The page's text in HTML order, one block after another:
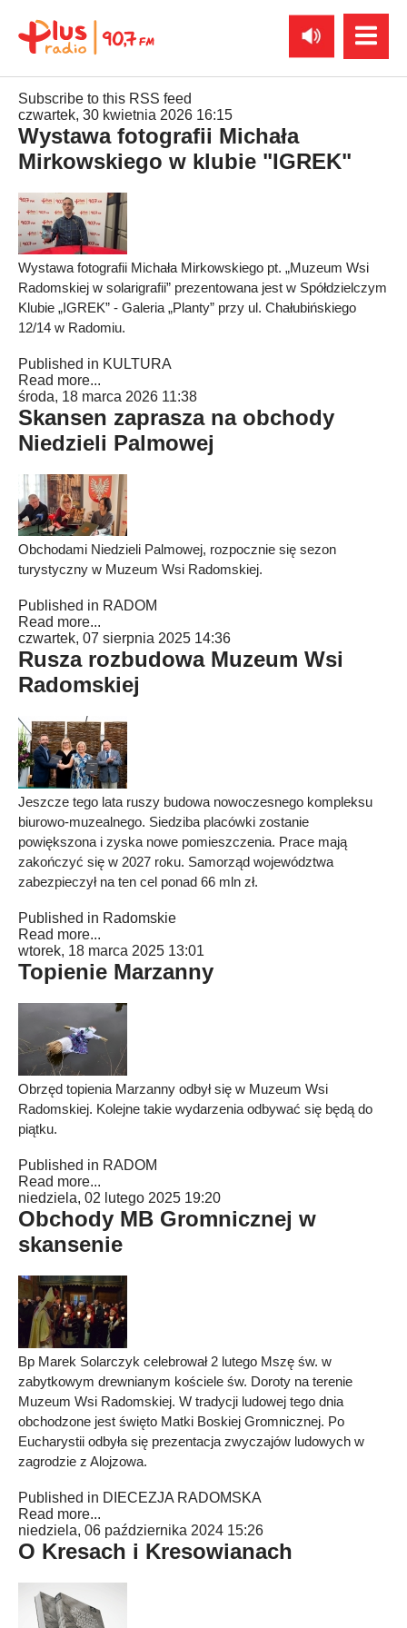
Subscribe to this RSS feed
czwartek, 30 kwietnia 2026 16:15
Wystawa fotografii Michała
Mirkowskiego w klubie "IGREK"
Wystawa fotografii Michała Mirkowskiego pt. „Muzeum Wsi
Radomskiej w solarigrafii” prezentowana jest w Spółdzielczym
Klubie „IGREK” - Galeria „Planty” przy ul. Chałubińskiego
12/14 w Radomiu.
Published in KULTURA
Read more...
środa, 18 marca 2026 11:38
Skansen zaprasza na obchody
Niedzieli Palmowej
Obchodami Niedzieli Palmowej, rozpocznie się sezon
turystyczny w Muzeum Wsi Radomskiej.
Published in RADOM
Read more...
czwartek, 07 sierpnia 2025 14:36
Rusza rozbudowa Muzeum Wsi
Radomskiej
Jeszcze tego lata ruszy budowa nowoczesnego kompleksu
biurowo-muzealnego. Siedziba placówki zostanie
powiększona i zyska nowe pomieszczenia. Prace mają
zakończyć się w 2027 roku. Samorząd województwa
zabezpieczył na ten cel ponad 66 mln zł.
Published in Radomskie
Read more...
wtorek, 18 marca 2025 13:01
Topienie Marzanny
Obrzęd topienia Marzanny odbył się w Muzeum Wsi
Radomskiej. Kolejne takie wydarzenia odbywać się będą do
piątku.
Published in RADOM
Read more...
niedziela, 02 lutego 2025 19:20
Obchody MB Gromnicznej w
skansenie
Bp Marek Solarczyk celebrował 2 lutego Mszę św. w
zabytkowym drewnianym kościele św. Doroty na terenie
Muzeum Wsi Radomskiej. W tradycji ludowej tego dnia
obchodzone jest święto Matki Boskiej Gromnicznej. Po
Eucharystii odbyła się prezentacja zwyczajów ludowych w
zagrodzie z Alojzowa.
Published in DIECEZJA RADOMSKA
Read more...
niedziela, 06 października 2024 15:26
O Kresach i Kresowianach